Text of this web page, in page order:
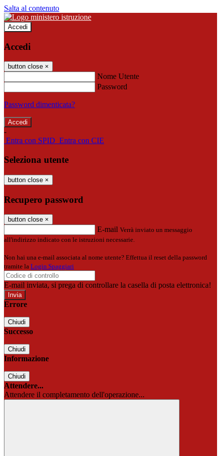
Salta al contenuto
Accedi
Accedi
button close ×
Nome Utente
Password
Password dimenticata?
-
Entra con SPID Entra con CIE
Seleziona utente
button close ×
Recupero password
button close ×
E-mail Verrà inviato un messaggio
all'indirizzo indicato con le istruzioni necessarie.
Non hai una e-mail associata al nome utente? Effettua il reset della password
tramite la Login Spaggiari
E-mail inviata, si prega di controllare la casella di posta elettronica!
Errore
Chiudi
Successo
Chiudi
Informazione
Chiudi
Attendere...
Attendere il completamento dell'operazione...